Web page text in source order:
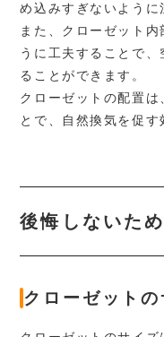
め込みすぎないように
また、クローゼット
うに工夫することで
ることができます。
クローゼットの配置は
とで、自然換気を促す
後悔しないた
クローゼットの